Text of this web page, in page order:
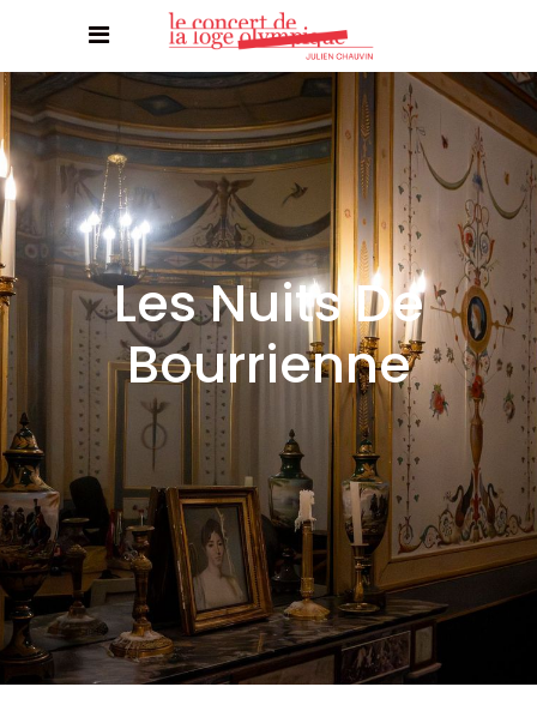
Les Nuits De
Bourrienne